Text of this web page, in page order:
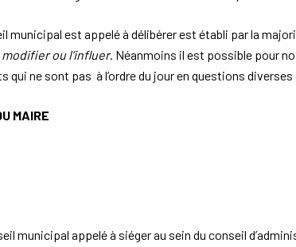
municipal est appelé à délibérer est établi par la
ou l’influer. Néanmoins il est possible pour
qui ne sont pas à l’ordre du jour en questions
MAIRE
municipal appelé à siéger au sein du conseil